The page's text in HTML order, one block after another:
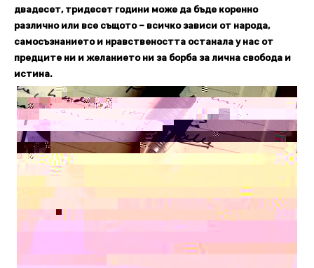
двадесет, тридесет години може да бъде коренно
различно или все същото – всичко зависи от народа,
самосъзнанието и нравствеността останала у нас от
предците ни и желанието ни за борба за лична свобода и
истина.